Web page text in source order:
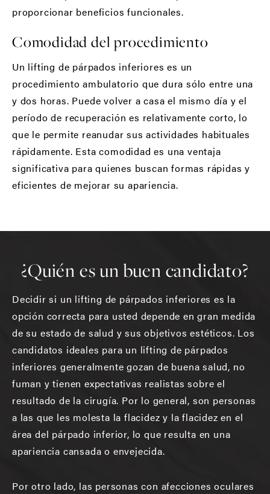
proporcionar beneficios funcionales.
Comodidad del procedimiento
Un lifting de párpados inferiores es un
procedimiento ambulatorio que dura sólo entre una
y dos horas. Puede volver a casa el mismo día y el
período de recuperación es relativamente corto, lo
que le permite reanudar sus actividades habituales
rápidamente. Esta comodidad es una ventaja
significativa para quienes buscan formas rápidas y
eficientes de mejorar su apariencia.
¿Quién es un buen candidato?
Decidir si un lifting de párpados inferiores es la
opción correcta para usted depende en gran medida
de su estado de salud y sus objetivos estéticos. Los
candidatos ideales para un lifting de párpados
inferiores generalmente gozan de buena salud, no
fuman y tienen expectativas realistas sobre el
resultado de la cirugía. Por lo general, son personas
a las que les molesta la flacidez y la flacidez en el
área del párpado inferior, lo que resulta en una
apariencia cansada o envejecida.
Por otro lado, las personas con afecciones oculares